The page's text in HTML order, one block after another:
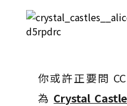
你或許正要問
為 Crystal